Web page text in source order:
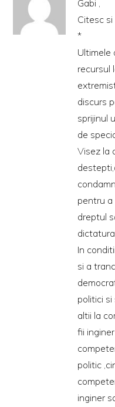
Gabi ,
Citesc si
*
Ultimele
recursul
discurs
sprijinul
de
Visez la
pentru a
dreptul
In
si a
politici
altii la
fii
politic
inginer